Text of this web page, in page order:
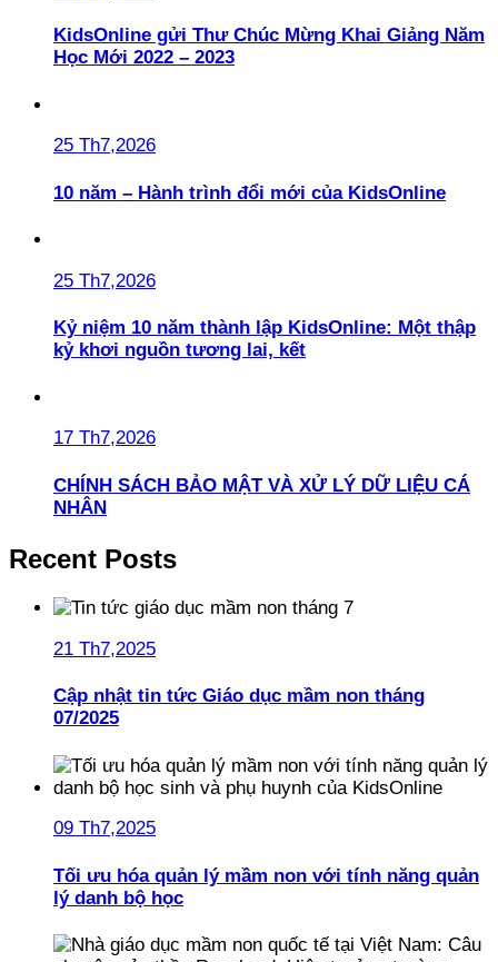
KidsOnline gửi Thư Chúc Mừng Khai Giảng Năm
Học Mới 2022 – 2023
25 Th7,2026
10 năm – Hành trình đổi mới của KidsOnline
25 Th7,2026
Kỷ niệm 10 năm thành lập KidsOnline: Một thập
kỷ khơi nguồn tương lai, kết
17 Th7,2026
CHÍNH SÁCH BẢO MẬT VÀ XỬ LÝ DỮ LIỆU CÁ
NHÂN
Recent Posts
21 Th7,2025
Cập nhật tin tức Giáo dục mầm non tháng
07/2025
09 Th7,2025
Tối ưu hóa quản lý mầm non với tính năng quản
lý danh bộ học